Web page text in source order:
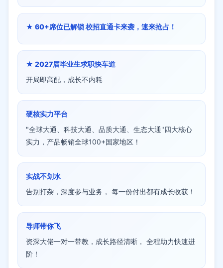
★ 60+席位已解锁 校招直通卡来袭，速来抢占！
★ 2027届毕业生求职快车道
开局即高配，成长不内耗
硬核实力平台
"全球大通、科技大通、品质大通、生态大通"四大核心
实力，产品畅销全球100+国家地区！
实战不划水
告别打杂，深度参与业务， 每一份付出都有成长收获！
导师带你飞
资深大佬一对一带教，成长路径清晰， 全程助力快速进
阶！